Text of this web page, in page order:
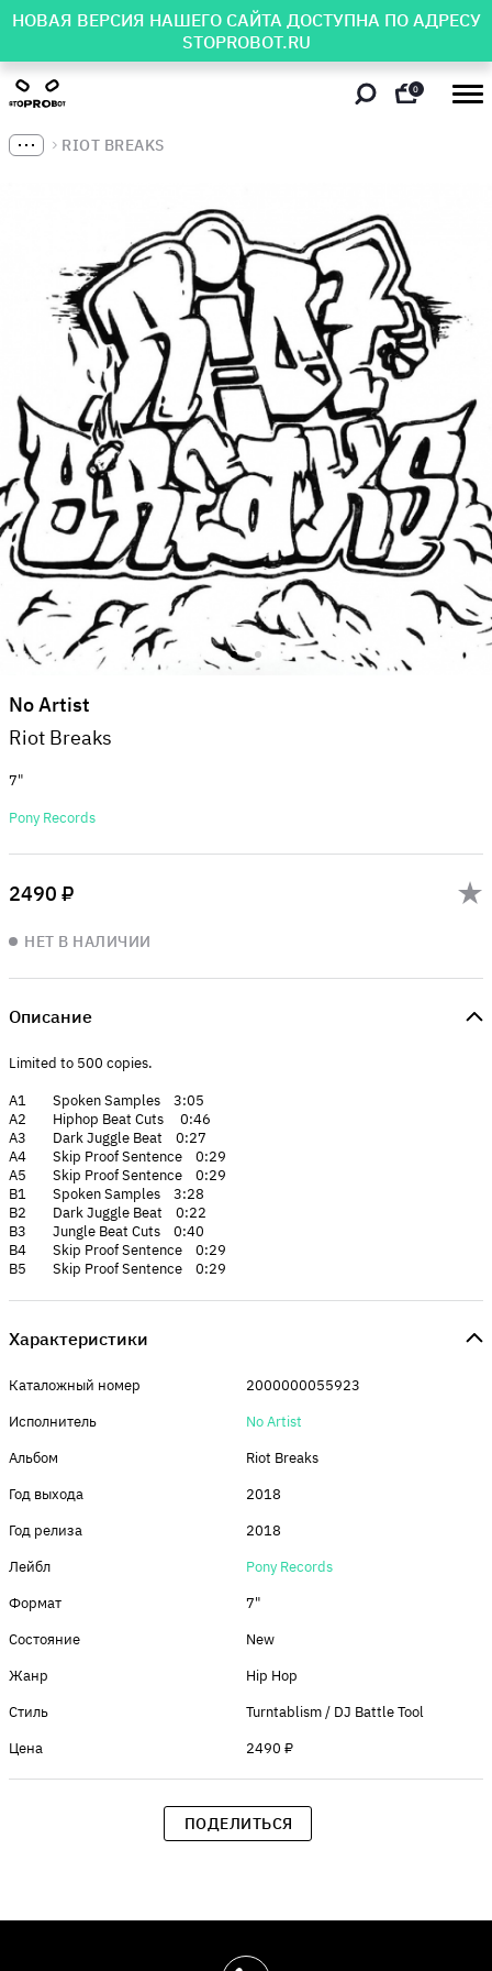
НОВАЯ ВЕРСИЯ НАШЕГО САЙТА ДОСТУПНА ПО АДРЕСУ
STOPROBOT.RU
0
RIOT BREAKS
No Artist
Riot Breaks
7"
Pony Records
2490 ₽
НЕТ В НАЛИЧИИ
Описание
Limited to 500 copies.
A1 Spoken Samples 3:05
A2 Hiphop Beat Cuts 0:46
A3 Dark Juggle Beat 0:27
A4 Skip Proof Sentence 0:29
A5 Skip Proof Sentence 0:29
B1 Spoken Samples 3:28
B2 Dark Juggle Beat 0:22
B3 Jungle Beat Cuts 0:40
B4 Skip Proof Sentence 0:29
B5 Skip Proof Sentence 0:29
Характеристики
Каталожный номер
2000000055923
Исполнитель
No Artist
Альбом
Riot Breaks
Год выхода
2018
Год релиза
2018
Лейбл
Pony Records
Формат
7"
Состояние
New
Жанр
Hip Hop
Стиль
Turntablism / DJ Battle Tool
Цена
2490 ₽
ПОДЕЛИТЬСЯ